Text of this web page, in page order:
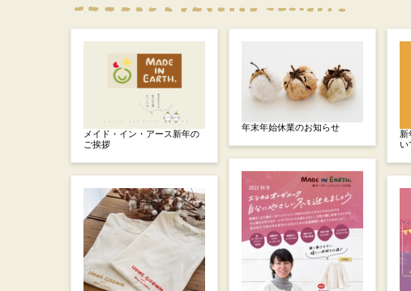
メイド・イン・アース新年の
ご挨拶
年末年始休業のお知らせ
新
い